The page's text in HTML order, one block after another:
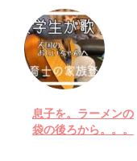
息子を。ラーメンの
袋の後ろから。。。